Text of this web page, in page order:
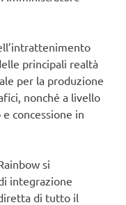
principali realtà
per la produzione
nonché a livello
concessione in
si
integrazione
di tutto il